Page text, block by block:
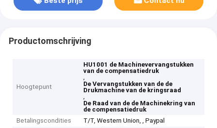
Productomschrijving
Hoogtepunt
HU1001 de Machinevervangstukken
van de compensatiedruk
,
De Vervangstukken van de de
Drukmachine van de kringsraad
,
De Raad van de de Machinekring van
de compensatiedruk
Betalingscondities
T/T, Western Union, , Paypal